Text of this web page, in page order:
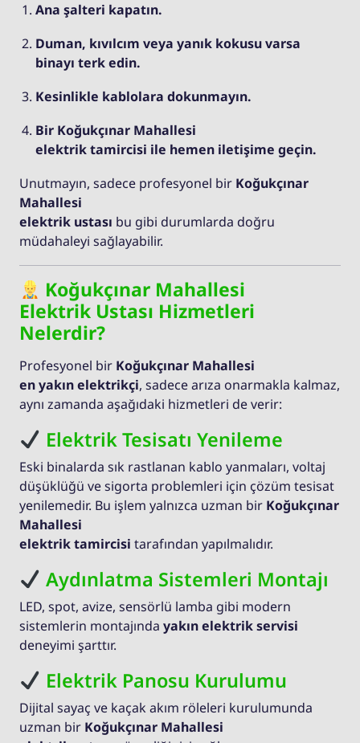
Ana şalteri kapatın.
Duman, kıvılcım veya yanık kokusu varsa
binayı terk edin.
Kesinlikle kablolara dokunmayın.
Bir Koğukçınar Mahallesi
elektrik tamircisi ile hemen iletişime geçin.
Unutmayın, sadece profesyonel bir Koğukçınar
Mahallesi
elektrik ustası bu gibi durumlarda doğru
müdahaleyi sağlayabilir.
Koğukçınar Mahallesi
Elektrik Ustası Hizmetleri
Nelerdir?
Profesyonel bir Koğukçınar Mahallesi
en yakın elektrikçi, sadece arıza onarmakla kalmaz,
aynı zamanda aşağıdaki hizmetleri de verir:
Elektrik Tesisatı Yenileme
Eski binalarda sık rastlanan kablo yanmaları, voltaj
düşüklüğü ve sigorta problemleri için çözüm tesisat
yenilemedir. Bu işlem yalnızca uzman bir Koğukçınar
Mahallesi
elektrik tamircisi tarafından yapılmalıdır.
Aydınlatma Sistemleri Montajı
LED, spot, avize, sensörlü lamba gibi modern
sistemlerin montajında yakın elektrik servisi
deneyimi şarttır.
Elektrik Panosu Kurulumu
Dijital sayaç ve kaçak akım röleleri kurulumunda
uzman bir Koğukçınar Mahallesi